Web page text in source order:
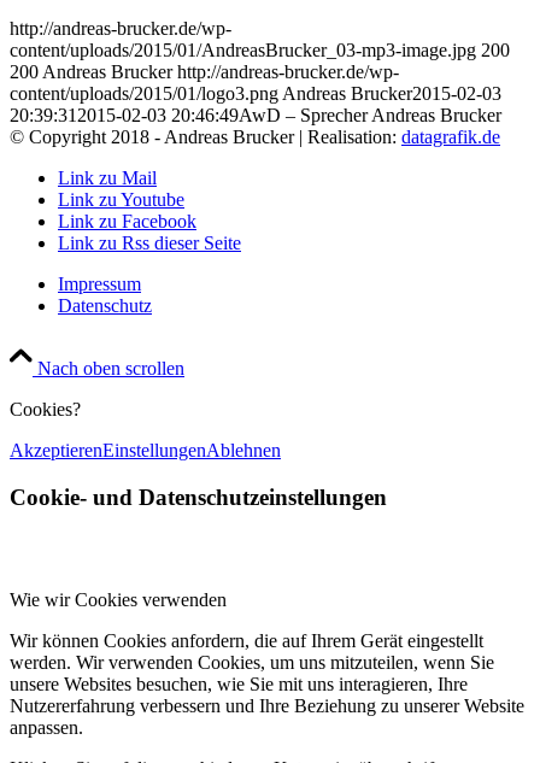
http://andreas-brucker.de/wp-
content/uploads/2015/01/AndreasBrucker_03-mp3-image.jpg 200
200 Andreas Brucker http://andreas-brucker.de/wp-
content/uploads/2015/01/logo3.png Andreas Brucker2015-02-03
20:39:31 2015-02-03 20:46:49AwD – Sprecher Andreas Brucker
© Copyright 2018 - Andreas Brucker | Realisation: datagrafik.de
Link zu Mail
Link zu Youtube
Link zu Facebook
Link zu Rss dieser Seite
Impressum
Datenschutz
Nach oben scrollen
Cookies?
AkzeptierenEinstellungenAblehnen
Cookie- und Datenschutzeinstellungen
Wie wir Cookies verwenden
Wir können Cookies anfordern, die auf Ihrem Gerät eingestellt
werden. Wir verwenden Cookies, um uns mitzuteilen, wenn Sie
unsere Websites besuchen, wie Sie mit uns interagieren, Ihre
Nutzererfahrung verbessern und Ihre Beziehung zu unserer Website
anpassen.